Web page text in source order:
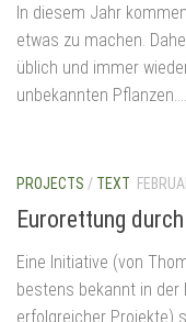
In diesem Jahr
etwas zu machen.
üblich und immer
unbekannten Pflanzen....
PROJECTS / TEXT
Eurorettung
Eine Initiative (von
bestens bekannt in der
erfolgreicher Projekte)